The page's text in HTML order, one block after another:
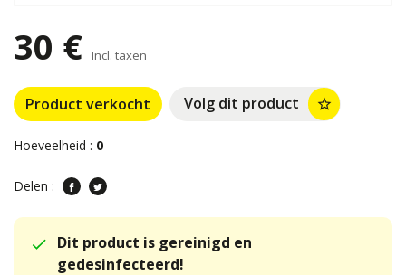
30 € Incl. taxen
Product verkocht Volg dit product star_border
Hoeveelheid : 0
Delen :
Dit product is gereinigd en
gedesinfecteerd!